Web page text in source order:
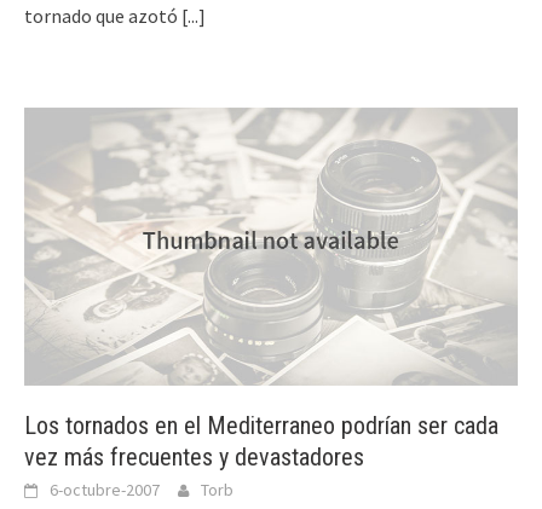
tornado que azotó [...]
Los tornados en el Mediterraneo podrían ser cada
vez más frecuentes y devastadores
6-octubre-2007 Torb